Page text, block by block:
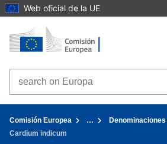
Web oficial de la UE
Ir al contenido
Inicio - Comisión Europea
Search on Europa websites
Comisión Europea …
Cardium indicum